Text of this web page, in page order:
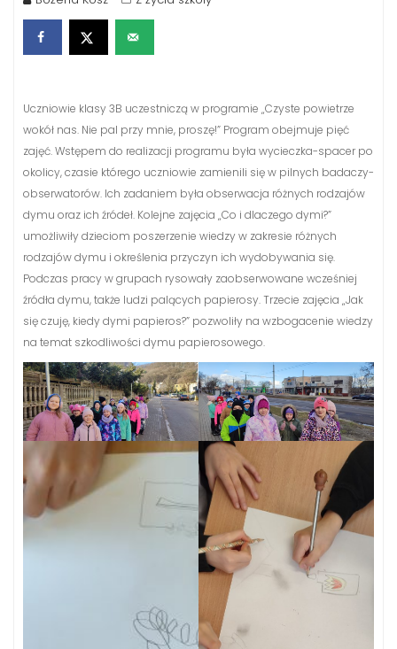
Uczniowie klasy 3B uczestniczą w programie „Czyste powietrze
wokół nas. Nie pal przy mnie, proszę!” Program obejmuje pięć
zajęć. Wstępem do realizacji programu była wycieczka-spacer po
okolicy, czasie którego uczniowie zamienili się w pilnych badaczy-
obserwatorów. Ich zadaniem była obserwacja różnych rodzajów
dymu oraz ich źródeł. Kolejne zajęcia „Co i dlaczego dymi?”
umożliwiły dzieciom poszerzenie wiedzy w zakresie różnych
rodzajów dymu i określenia przyczyn ich wydobywania się.
Podczas pracy w grupach rysowały zaobserwowane wcześniej
źródła dymu, także ludzi palących papierosy. Trzecie zajęcia „Jak
się czuję, kiedy dymi papieros?” pozwoliły na wzbogacenie wiedzy
na temat szkodliwości dymu papierosowego.